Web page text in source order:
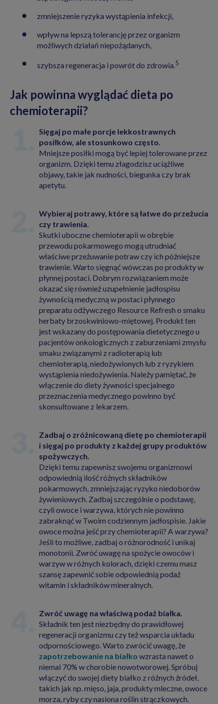
zmniejszenie ryzyka wystąpienia infekcji,
wpływ na lepszą tolerancję przez organizm
możliwych działań niepożądanych,
szybsza regeneracja i powrót do zdrowia.5
Jak powinna wyglądać dieta po
chemioterapii?
Sięgaj po małe porcje lekkostrawnych
posiłków, ale stosunkowo często.
Mniejsze posiłki mogą być lepiej tolerowane przez
organizm. Dzięki temu złagodzisz uciążliwe
objawy, takie jak nudności, biegunka czy brak
apetytu.
Wybieraj potrawy, które są łatwe do przeżucia
czy trawienia.
Skutki uboczne chemioterapii w obrębie
przewodu pokarmowego mogą utrudniać
właściwe przeżuwanie potraw czy ich późniejsze
trawienie. Warto sięgnąć wówczas po produkty w
płynnej postaci. Dobrym rozwiązaniem może
okazać się również uzupełnienie jadłospisu
żywnością medyczną w postaci płynnego
preparatu odżywczego Resource Refresh o smaku
herbaty brzoskwiniowo-miętowej. Produkt ten
jest wskazany do postępowania dietetycznego u
pacjentów onkologicznych z zaburzeniami zmysłu
smaku związanymi z radioterapią lub
chemioterapią, niedożywionych lub z ryzykiem
wystąpienia niedożywienia. Należy pamiętać, że
włączenie do diety żywności specjalnego
przeznaczenia medycznego powinno być
skonsultowane z lekarzem.
Zadbaj o zróżnicowaną dietę po chemioterapii
i sięgaj po produkty z każdej grupy produktów
spożywczych.
Dzięki temu zapewnisz swojemu organizmowi
odpowiednią ilość różnych składników
pokarmowych, zmniejszając ryzyko niedoborów
żywieniowych. Zadbaj szczególnie o podstawę,
czyli owoce i warzywa, których nie powinno
zabraknąć w Twoim codziennym jadłospisie. Jakie
owoce można jeść przy chemioterapii? A warzywa?
Jeśli to możliwe, zadbaj o różnorodność i unikaj
monotonii. Zwróć uwagę na spożycie owoców i
warzyw w różnych kolorach, dzięki czemu masz
szansę zapewnić sobie odpowiednią podaż
witamin i składników mineralnych.
Zwróć uwagę na właściwą podaż białka.
Składnik ten jest niezbędny do prawidłowej
regeneracji organizmu czy też wsparcia układu
odpornościowego. Warto zwrócić uwagę, że
zapotrzebowanie na białko wzrasta nawet o
niemal 70% w chorobie nowotworowej. Spróbuj
włączyć do swojej diety białko z różnych źródeł,
takich jak np. mięso, jaja, produkty mleczne, owoce
morza, ryby czy nasiona roślin strączkowych.